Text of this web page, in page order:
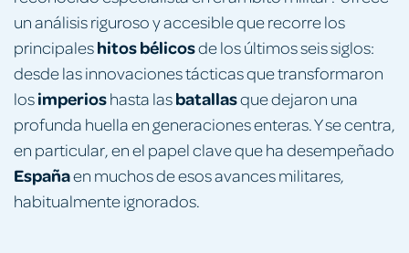
un análisis riguroso y accesible que recorre los
principaleshitos bélicosde los últimos seis siglos:
desde las innovaciones tácticas que transformaron
losimperioshasta lasbatallasque dejaron una
profunda huella en generaciones enteras. Y se centra,
en particular, en el papel clave que ha desempeñado
Españaen muchos de esos avances militares,
habitualmente ignorados.